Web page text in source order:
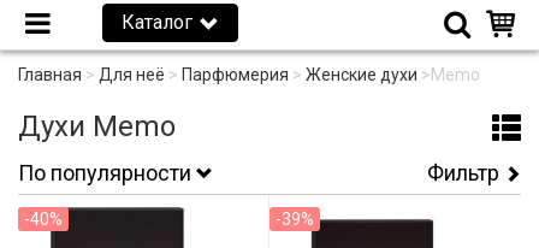
Каталог
Главная > Для неё > Парфюмерия > Женские духи >Memo
Духи Memo
По популярности Фильтр
-40% -39%